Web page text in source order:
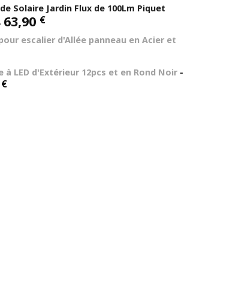
Solaire Jardin Flux de 100Lm Piquet
63,90 €
escalier d'Allée panneau en Acier et
à LED d'Extérieur 12pcs et en Rond Noir -
€Le